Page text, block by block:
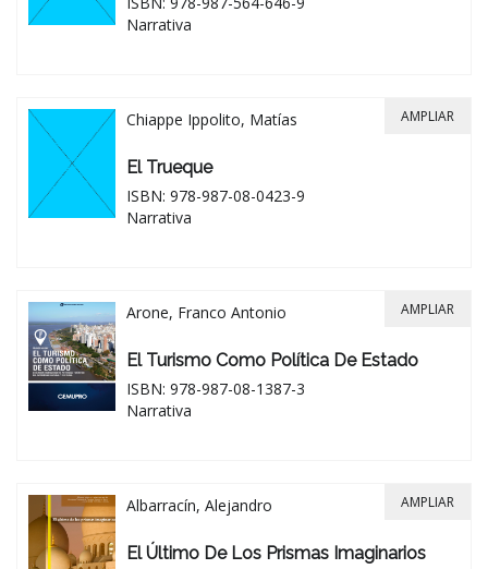
Narrativa
Chiappe Ippolito, Matías
El Trueque
ISBN: 978-987-08-0423-9
Narrativa
AMPLIAR
Arone, Franco Antonio
El Turismo Como Política De Estado
ISBN: 978-987-08-1387-3
Narrativa
AMPLIAR
Albarracín, Alejandro
El Último De Los Prismas Imaginarios
AMPLIAR